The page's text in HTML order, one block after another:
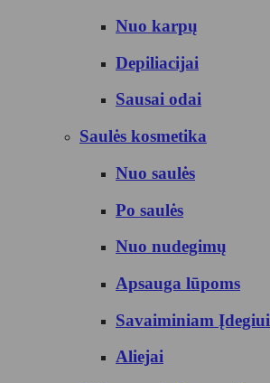
Nuo karpų
Depiliacijai
Sausai odai
Saulės kosmetika
Nuo saulės
Po saulės
Nuo nudegimų
Apsauga lūpoms
Savaiminiam Įdegiui
Aliejai